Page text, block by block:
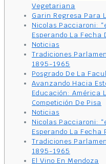
Vegetariana
Garin Regresa Para
Nicolas Pacciaroni:
Esperando La Fecha
Noticias
Tradiciones
1895-1965
Posgrado De La
Avanzando Hacia
Educación: América
Competición De Pisa
Noticias
Nicolas Pacciaroni:
Esperando La Fecha
Tradiciones
1895-1965
El Vino En Mendoza